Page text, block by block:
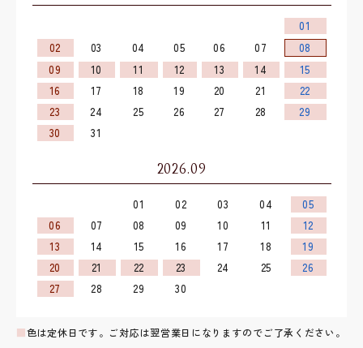
01
02
03 04 05 06 07
08
09
10 11 12 13 14
15
16
17 18 19 20 21
22
23
24 25 26 27 28
29
30
31
2026.09
01 02 03 04
05
06
07 08 09 10 11
12
13
14 15 16 17 18
19
20
21 22 23 24 25
26
27
28 29 30
■色は定休日です。ご対応は翌営業日になりますのでご了承ください。